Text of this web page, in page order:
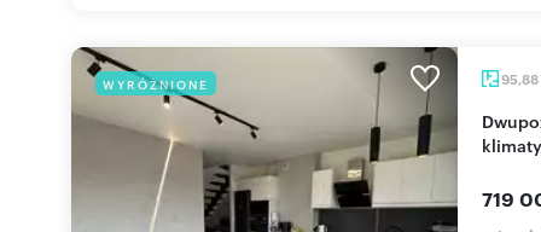
WYRÓŻNIONE 95,88
Dwupoziomowe mieszkanie z balkonami i
719